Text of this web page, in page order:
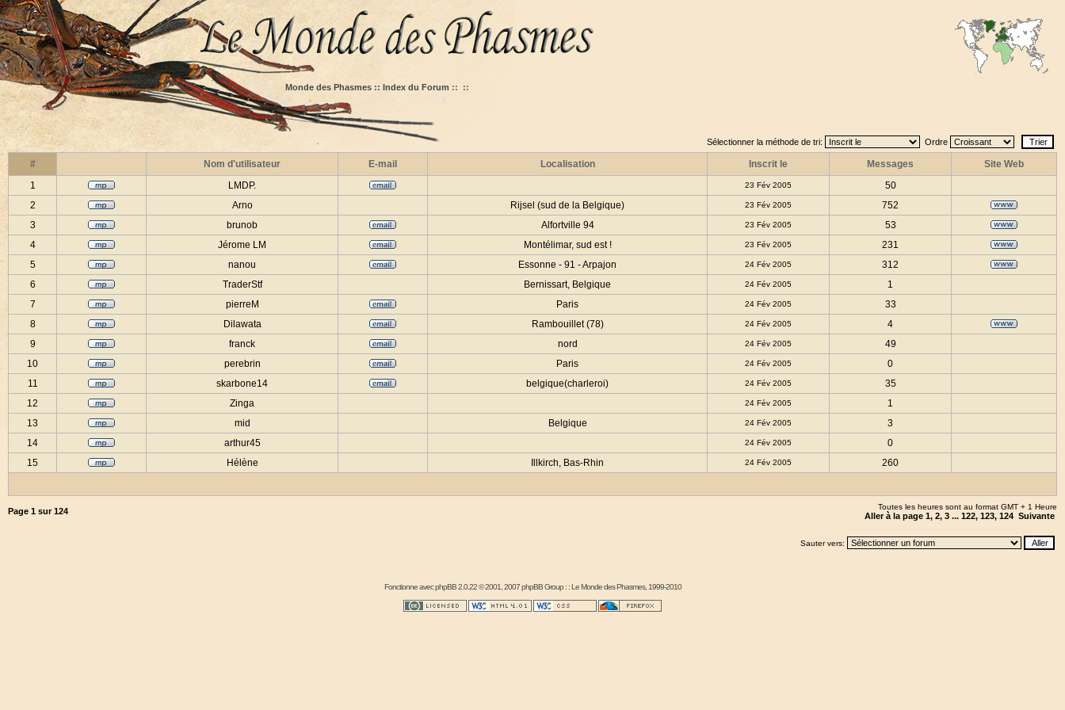
Monde des Phasmes :: Index du Forum :: ::
Sélectionner la méthode de tri: Ordre
# Nom d'utilisateur E-mail Localisation Inscrit le Messages
Site Web
1
LMDP. 23 Fév 2005
50
2
Arno Rijsel (sud de la Belgique) 23 Fév 2005
752
3
brunob Alfortville 94 23 Fév 2005
53
4
Jérome LM Montélimar, sud est ! 23 Fév 2005
231
5
nanou Essonne - 91 - Arpajon 24 Fév 2005
312
6
TraderStf Bernissart, Belgique 24 Fév 2005
1
7
pierreM Paris 24 Fév 2005
33
8
Dilawata Rambouillet (78) 24 Fév 2005
4
9
franck nord 24 Fév 2005
49
10
perebrin Paris 24 Fév 2005
0
11
skarbone14 belgique(charleroi) 24 Fév 2005
35
12
Zinga 24 Fév 2005
1
13
mid Belgique 24 Fév 2005
3
14
arthur45 24 Fév 2005
0
15
Hélène Illkirch, Bas-Rhin 24 Fév 2005 260
Page 1 sur124 Toutes les heures sont au format GMT + 1 Heure
Aller à la page 1, 2, 3 ... 122, 123, 124 Suivante
Sauter vers:
Fonctionne avecphpBB2.0.22 © 2001, 2007 phpBB Group : :Le Monde des Phasmes, 1999-2010